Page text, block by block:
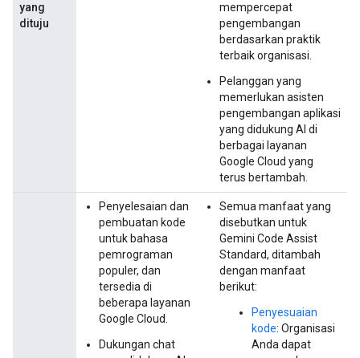
yang
dituju
mempercepat
pengembangan
berdasarkan praktik
terbaik organisasi.
Pelanggan yang
memerlukan asisten
pengembangan aplikasi
yang didukung AI di
berbagai layanan
Google Cloud yang
terus bertambah.
Penyelesaian dan
pembuatan kode
untuk bahasa
pemrograman
populer, dan
tersedia di
beberapa layanan
Google Cloud.
Dukungan chat
Semua manfaat yang
disebutkan untuk
Gemini Code Assist
Standard, ditambah
dengan manfaat
berikut:
Penyesuaian
kode: Organisasi
Anda dapat